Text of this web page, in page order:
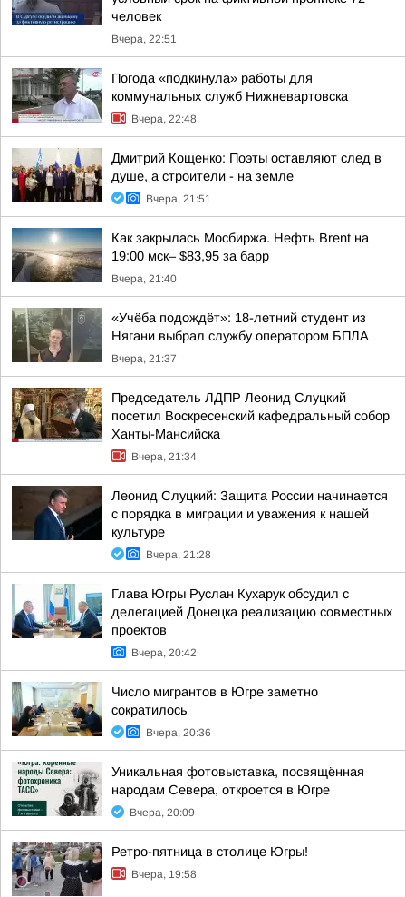
человек
Вчера, 22:51
Погода «подкинула» работы для
коммунальных служб Нижневартовска
Вчера, 22:48
Дмитрий Кощенко: Поэты оставляют след в
душе, а строители - на земле
Вчера, 21:51
Как закрылась Мосбиржа. Нефть Brent на
19:00 мск– $83,95 за барр
Вчера, 21:40
«Учёба подождёт»: 18-летний студент из
Нягани выбрал службу оператором БПЛА
Вчера, 21:37
Председатель ЛДПР Леонид Слуцкий
посетил Воскресенский кафедральный собор
Ханты-Мансийска
Вчера, 21:34
Леонид Слуцкий: Защита России начинается
с порядка в миграции и уважения к нашей
культуре
Вчера, 21:28
Глава Югры Руслан Кухарук обсудил с
делегацией Донецка реализацию совместных
проектов
Вчера, 20:42
Число мигрантов в Югре заметно
сократилось
Вчера, 20:36
Уникальная фотовыставка, посвящённая
народам Севера, откроется в Югре
Вчера, 20:09
Ретро-пятница в столице Югры!
Вчера, 19:58